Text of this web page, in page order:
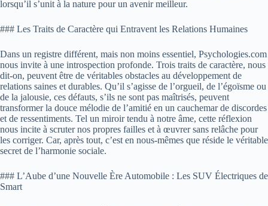
lorsqu’il s’unit à la nature pour un avenir meilleur.
### Les Traits de Caractère qui Entravent les Relations Humaines
Dans un registre différent, mais non moins essentiel, Psychologies.com
nous invite à une introspection profonde. Trois traits de caractère, nous
dit-on, peuvent être de véritables obstacles au développement de
relations saines et durables. Qu’il s’agisse de l’orgueil, de l’égoïsme ou
de la jalousie, ces défauts, s’ils ne sont pas maîtrisés, peuvent
transformer la douce mélodie de l’amitié en un cauchemar de discordes
et de ressentiments. Tel un miroir tendu à notre âme, cette réflexion
nous incite à scruter nos propres failles et à œuvrer sans relâche pour
les corriger. Car, après tout, c’est en nous-mêmes que réside le véritable
secret de l’harmonie sociale.
### L’Aube d’une Nouvelle Ère Automobile : Les SUV Électriques de
Smart